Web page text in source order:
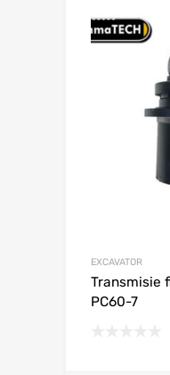
EXCAVATOR
Transmisie
PC60-7